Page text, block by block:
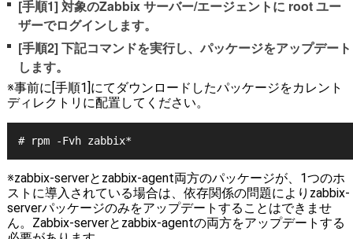
[手順1] 対象のZabbix サーバー/エージェントに root ユー
ザーでログインします。
[手順2] 下記コマンドを実行し、パッケージをアップデート
します。
※事前に[手順1]にてダウンロードしたパッケージをカレント
ディレクトリに配置してください。
# rpm -Fvh zabbix*
※zabbix-serverとzabbix-agent両方のパッケージが、1つのホ
ストに導入されている場合は、依存関係の問題によりzabbix-
serverパッケージのみをアップデートすることはできませ
ん。Zabbix-serverとzabbix-agentの両方をアップデートする